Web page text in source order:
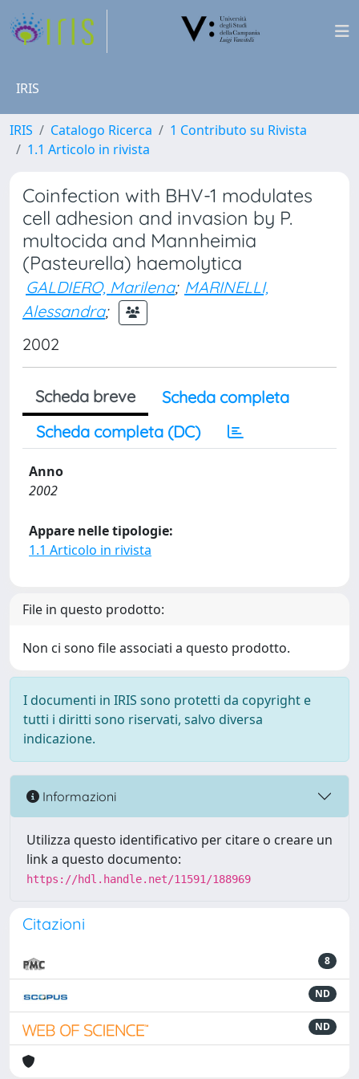
IRIS
IRIS Catalogo Ricerca
1 Contributo su Rivista
1.1 Articolo in rivista
Coinfection with BHV-1 modulates
cell adhesion and invasion by P.
multocida and Mannheimia
(Pasteurella) haemolytica
GALDIERO, Marilena; MARINELLI,
Alessandra;
2002
Scheda breve
Scheda completa
Scheda completa (DC)
Anno
2002
Appare nelle tipologie:
1.1 Articolo in rivista
File in questo prodotto:
Non ci sono file associati a questo prodotto.
I documenti in IRIS sono protetti da copyright e
tutti i diritti sono riservati, salvo diversa
indicazione.
Informazioni
Utilizza questo identificativo per citare o creare un
link a questo documento:
https://hdl.handle.net/11591/188969
Citazioni
8
ND
ND